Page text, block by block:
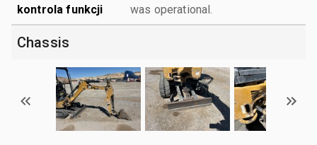
kontrola funkcji
was operational.
Chassis